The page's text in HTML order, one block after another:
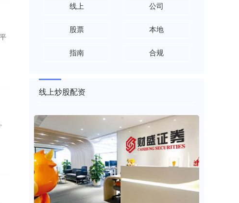
线上 公司
股票 本地
指南 合规
线上炒股配资